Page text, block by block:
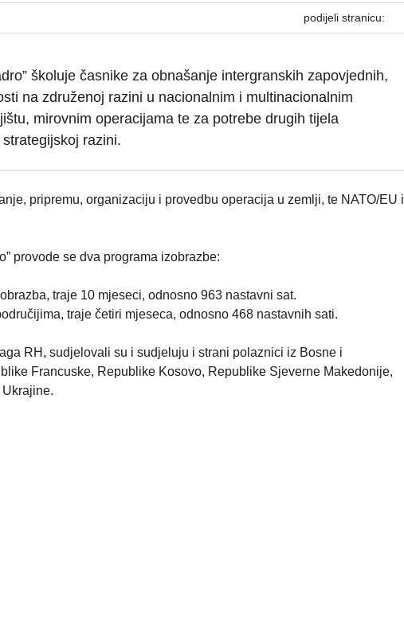
podijeli stranicu:
školuje časnike za obnašanje intergranskih zapovjednih,
na združenoj razini u nacionalnim i multinacionalnim
mirovnim operacijama te za potrebe drugih tijela
razini.
pripremu, organizaciju i provedbu operacija u zemlji, te NATO/EU i
provode se dva programa izobrazbe:
traje 10 mjeseci, odnosno 963 nastavni sat.
traje četiri mjeseca, odnosno 468 nastavnih sati.
RH, sudjelovali su i sudjeluju i strani polaznici iz Bosne i
Francuske, Republike Kosovo, Republike Sjeverne Makedonije,